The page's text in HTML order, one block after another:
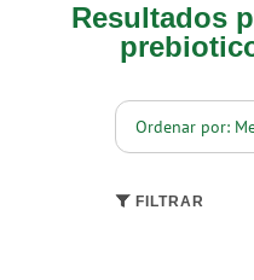
Resultados
Ordenar por:
FILTRAR